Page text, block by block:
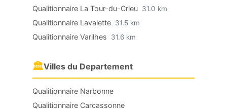
Qualitionnaire La Tour-du-Crieu 31.0 km
Qualitionnaire Lavalette 31.5 km
Qualitionnaire Varilhes 31.6 km
🏛Villes du Departement
Qualitionnaire Narbonne
Qualitionnaire Carcassonne